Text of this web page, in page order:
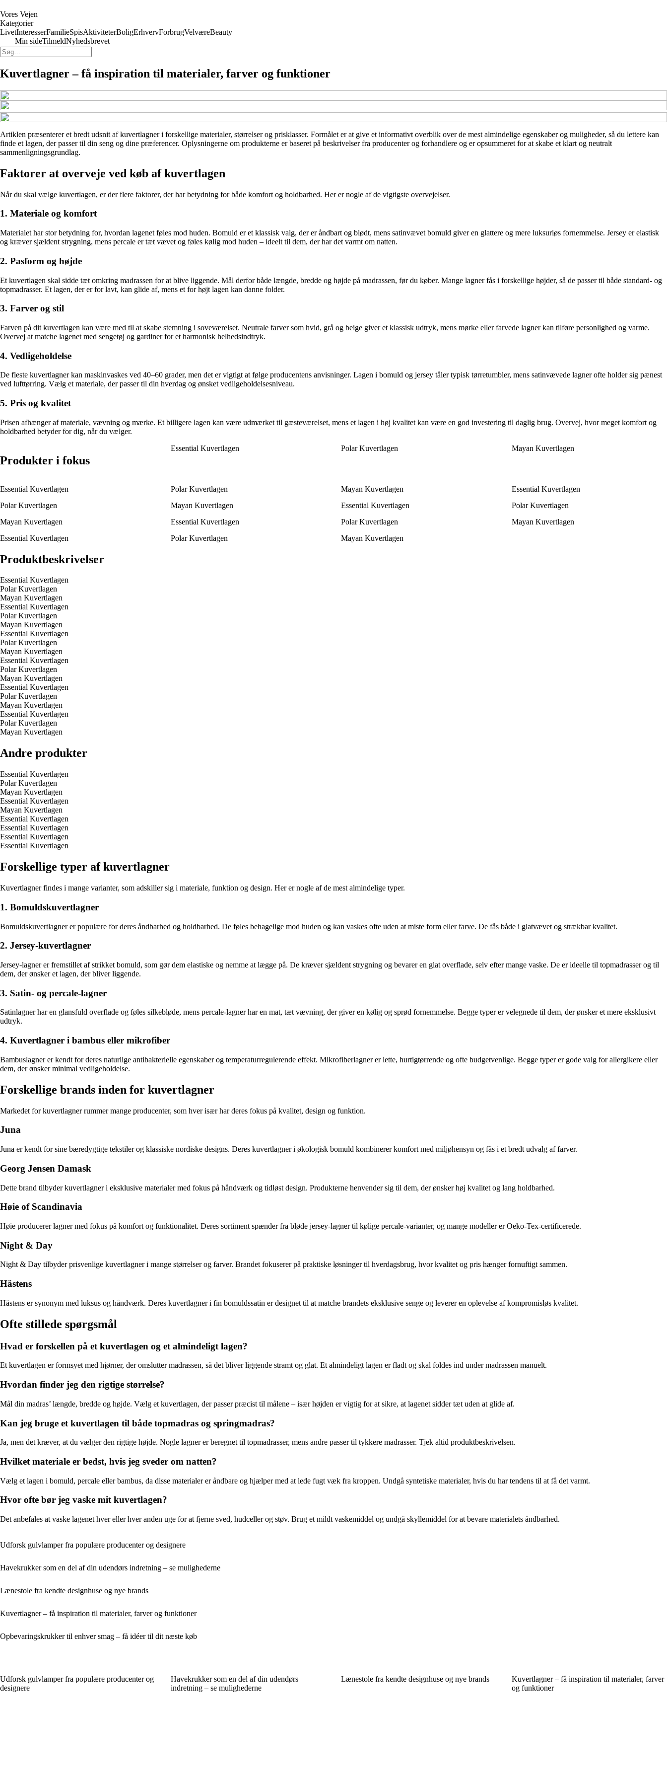
Vores Vejen
Kategorier
LivetInteresserFamilieSpisAktiviteterBoligErhvervForbrugVelværeBeauty
Min sideTilmeldNyhedsbrevet
Kuvertlagner – få inspiration til materialer, farver og funktioner
Artiklen præsenterer et bredt udsnit af kuvertlagner i forskellige materialer, størrelser og prisklasser. Formålet er at give et informativt overblik over de mest almindelige egenskaber og muligheder, så du lettere kan
finde et lagen, der passer til din seng og dine præferencer. Oplysningerne om produkterne er baseret på beskrivelser fra producenter og forhandlere og er opsummeret for at skabe et klart og neutralt
sammenligningsgrundlag.
Faktorer at overveje ved køb af kuvertlagen
Når du skal vælge kuvertlagen, er der flere faktorer, der har betydning for både komfort og holdbarhed. Her er nogle af de vigtigste overvejelser.
1. Materiale og komfort
Materialet har stor betydning for, hvordan lagenet føles mod huden. Bomuld er et klassisk valg, der er åndbart og blødt, mens satinvævet bomuld giver en glattere og mere luksuriøs fornemmelse. Jersey er elastisk
og kræver sjældent strygning, mens percale er tæt vævet og føles kølig mod huden – ideelt til dem, der har det varmt om natten.
2. Pasform og højde
Et kuvertlagen skal sidde tæt omkring madrassen for at blive liggende. Mål derfor både længde, bredde og højde på madrassen, før du køber. Mange lagner fås i forskellige højder, så de passer til både standard- og
topmadrasser. Et lagen, der er for lavt, kan glide af, mens et for højt lagen kan danne folder.
3. Farver og stil
Farven på dit kuvertlagen kan være med til at skabe stemning i soveværelset. Neutrale farver som hvid, grå og beige giver et klassisk udtryk, mens mørke eller farvede lagner kan tilføre personlighed og varme.
Overvej at matche lagenet med sengetøj og gardiner for et harmonisk helhedsindtryk.
4. Vedligeholdelse
De fleste kuvertlagner kan maskinvaskes ved 40–60 grader, men det er vigtigt at følge producentens anvisninger. Lagen i bomuld og jersey tåler typisk tørretumbler, mens satinvævede lagner ofte holder sig pænest
ved lufttørring. Vælg et materiale, der passer til din hverdag og ønsket vedligeholdelsesniveau.
5. Pris og kvalitet
Prisen afhænger af materiale, vævning og mærke. Et billigere lagen kan være udmærket til gæsteværelset, mens et lagen i høj kvalitet kan være en god investering til daglig brug. Overvej, hvor meget komfort og
holdbarhed betyder for dig, når du vælger.
Produkter i fokus
Essential Kuvertlagen Polar Kuvertlagen Mayan Kuvertlagen
Essential Kuvertlagen Polar Kuvertlagen Mayan Kuvertlagen
Essential Kuvertlagen
Polar Kuvertlagen
Mayan Kuvertlagen Essential Kuvertlagen
Polar Kuvertlagen
Mayan Kuvertlagen
Essential Kuvertlagen Polar Kuvertlagen
Mayan Kuvertlagen
Essential Kuvertlagen
Polar Kuvertlagen Mayan Kuvertlagen
Produktbeskrivelser
Essential Kuvertlagen
Polar Kuvertlagen
Mayan Kuvertlagen
Essential Kuvertlagen
Polar Kuvertlagen
Mayan Kuvertlagen
Essential Kuvertlagen
Polar Kuvertlagen
Mayan Kuvertlagen
Essential Kuvertlagen
Polar Kuvertlagen
Mayan Kuvertlagen
Essential Kuvertlagen
Polar Kuvertlagen
Mayan Kuvertlagen
Essential Kuvertlagen
Polar Kuvertlagen
Mayan Kuvertlagen
Andre produkter
Essential Kuvertlagen
Polar Kuvertlagen
Mayan Kuvertlagen
Essential Kuvertlagen
Mayan Kuvertlagen
Essential Kuvertlagen
Essential Kuvertlagen
Essential Kuvertlagen
Essential Kuvertlagen
Forskellige typer af kuvertlagner
Kuvertlagner findes i mange varianter, som adskiller sig i materiale, funktion og design. Her er nogle af de mest almindelige typer.
1. Bomuldskuvertlagner
Bomuldskuvertlagner er populære for deres åndbarhed og holdbarhed. De føles behagelige mod huden og kan vaskes ofte uden at miste form eller farve. De fås både i glatvævet og strækbar kvalitet.
2. Jersey-kuvertlagner
Jersey-lagner er fremstillet af strikket bomuld, som gør dem elastiske og nemme at lægge på. De kræver sjældent strygning og bevarer en glat overflade, selv efter mange vaske. De er ideelle til topmadrasser og til
dem, der ønsker et lagen, der bliver liggende.
3. Satin- og percale-lagner
Satinlagner har en glansfuld overflade og føles silkebløde, mens percale-lagner har en mat, tæt vævning, der giver en kølig og sprød fornemmelse. Begge typer er velegnede til dem, der ønsker et mere eksklusivt
udtryk.
4. Kuvertlagner i bambus eller mikrofiber
Bambuslagner er kendt for deres naturlige antibakterielle egenskaber og temperaturregulerende effekt. Mikrofiberlagner er lette, hurtigtørrende og ofte budgetvenlige. Begge typer er gode valg for allergikere eller
dem, der ønsker minimal vedligeholdelse.
Forskellige brands inden for kuvertlagner
Markedet for kuvertlagner rummer mange producenter, som hver især har deres fokus på kvalitet, design og funktion.
Juna
Juna er kendt for sine bæredygtige tekstiler og klassiske nordiske designs. Deres kuvertlagner i økologisk bomuld kombinerer komfort med miljøhensyn og fås i et bredt udvalg af farver.
Georg Jensen Damask
Dette brand tilbyder kuvertlagner i eksklusive materialer med fokus på håndværk og tidløst design. Produkterne henvender sig til dem, der ønsker høj kvalitet og lang holdbarhed.
Høie of Scandinavia
Høie producerer lagner med fokus på komfort og funktionalitet. Deres sortiment spænder fra bløde jersey-lagner til kølige percale-varianter, og mange modeller er Oeko-Tex-certificerede.
Night & Day
Night & Day tilbyder prisvenlige kuvertlagner i mange størrelser og farver. Brandet fokuserer på praktiske løsninger til hverdagsbrug, hvor kvalitet og pris hænger fornuftigt sammen.
Hästens
Hästens er synonym med luksus og håndværk. Deres kuvertlagner i fin bomuldssatin er designet til at matche brandets eksklusive senge og leverer en oplevelse af kompromisløs kvalitet.
Ofte stillede spørgsmål
Hvad er forskellen på et kuvertlagen og et almindeligt lagen?
Et kuvertlagen er formsyet med hjørner, der omslutter madrassen, så det bliver liggende stramt og glat. Et almindeligt lagen er fladt og skal foldes ind under madrassen manuelt.
Hvordan finder jeg den rigtige størrelse?
Mål din madras’ længde, bredde og højde. Vælg et kuvertlagen, der passer præcist til målene – især højden er vigtig for at sikre, at lagenet sidder tæt uden at glide af.
Kan jeg bruge et kuvertlagen til både topmadras og springmadras?
Ja, men det kræver, at du vælger den rigtige højde. Nogle lagner er beregnet til topmadrasser, mens andre passer til tykkere madrasser. Tjek altid produktbeskrivelsen.
Hvilket materiale er bedst, hvis jeg sveder om natten?
Vælg et lagen i bomuld, percale eller bambus, da disse materialer er åndbare og hjælper med at lede fugt væk fra kroppen. Undgå syntetiske materialer, hvis du har tendens til at få det varmt.
Hvor ofte bør jeg vaske mit kuvertlagen?
Det anbefales at vaske lagenet hver eller hver anden uge for at fjerne sved, hudceller og støv. Brug et mildt vaskemiddel og undgå skyllemiddel for at bevare materialets åndbarhed.
Udforsk gulvlamper fra populære producenter og designere
Havekrukker som en del af din udendørs indretning – se mulighederne
Lænestole fra kendte designhuse og nye brands
Kuvertlagner – få inspiration til materialer, farver og funktioner
Opbevaringskrukker til enhver smag – få idéer til dit næste køb
Udforsk gulvlamper fra populære producenter og
designere
Havekrukker som en del af din udendørs
indretning – se mulighederne
Lænestole fra kendte designhuse og nye brands
Kuvertlagner – få inspiration til materialer, farver
og funktioner